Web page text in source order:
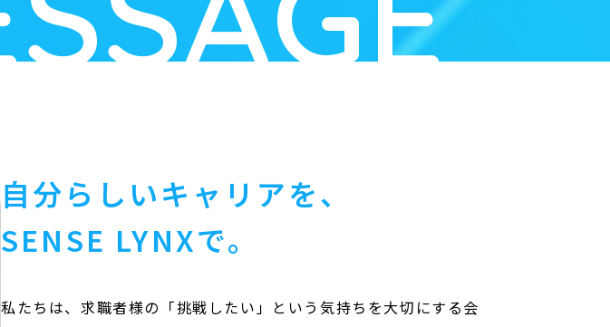
自分らしいキャリアを、
SENSE LYNXで。
私たちは、求職者様の「挑戦したい」という気持ちを大切にする会